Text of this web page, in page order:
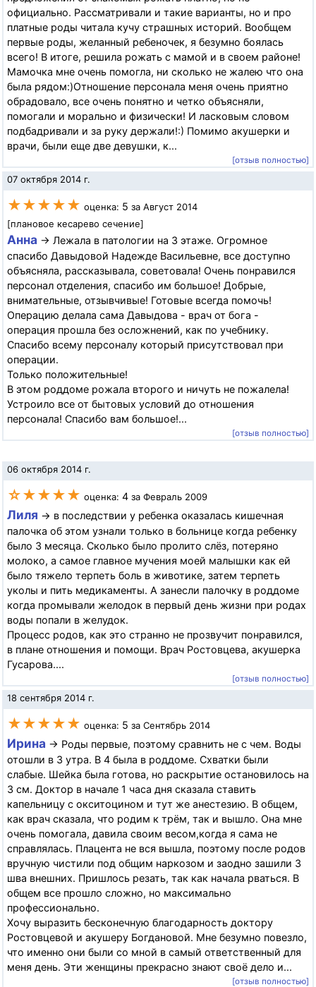
официально. Рассматривали и такие варианты, но и про
платные роды читала кучу страшных историй. Вообщем
первые роды, желанный ребеночек, я безумно боялась
всего! В итоге, решила рожать с мамой и в своем районе!
Мамочка мне очень помогла, ни сколько не жалею что она
была рядом:)Отношение персонала меня очень приятно
обрадовало, все очень понятно и четко объясняли,
помогали и морально и физически! И ласковым словом
подбадривали и за руку держали!:) Помимо акушерки и
врачи, были еще две девушки, к...
[отзыв полностью]
07 октября 2014 г.
★★★★★ оценка: 5 за Август 2014
[плановое кесарево сечение]
Анна → Лежала в патологии на 3 этаже. Огромное
спасибо Давыдовой Надежде Васильевне, все доступно
объясняла, рассказывала, советовала! Очень понравился
персонал отделения, спасибо им большое! Добрые,
внимательные, отзывчивые! Готовые всегда помочь!
Операцию делала сама Давыдова - врач от бога -
операция прошла без осложнений, как по учебнику.
Спасибо всему персоналу который присутствовал при
операции.
Только положительные!
В этом роддоме рожала второго и ничуть не пожалела!
Устроило все от бытовых условий до отношения
персонала! Спасибо вам большое!...
[отзыв полностью]
06 октября 2014 г.
☆★★★★ оценка: 4 за Февраль 2009
Лиля → в последствии у ребенка оказалась кишечная
палочка об этом узнали только в больнице когда ребенку
было 3 месяца. Сколько было пролито слёз, потеряно
молоко, а самое главное мучения моей малышки как ей
было тяжело терпеть боль в животике, затем терпеть
уколы и пить медикаменты. А занесли палочку в роддоме
когда промывали желодок в первый день жизни при родах
воды попали в желудок.
Процесс родов, как это странно не прозвучит понравился,
в плане отношения и помощи. Врач Ростовцева, акушерка
Гусарова....
[отзыв полностью]
18 сентября 2014 г.
★★★★★ оценка: 5 за Сентябрь 2014
Ирина → Роды первые, поэтому сравнить не с чем. Воды
отошли в 3 утра. В 4 была в роддоме. Схватки были
слабые. Шейка была готова, но раскрытие остановилось на
3 см. Доктор в начале 1 часа дня сказала ставить
капельницу с окситоцином и тут же анестезию. В общем,
как врач сказала, что родим к трём, так и вышло. Она мне
очень помогала, давила своим весом,когда я сама не
справлялась. Плацента не вся вышла, поэтому после родов
вручную чистили под общим наркозом и заодно зашили 3
шва внешних. Пришлось резать, так как начала рваться. В
общем все прошло сложно, но максимально
профессионально.
Хочу выразить бесконечную благодарность доктору
Ростовцевой и акушеру Богдановой. Мне безумно повезло,
что именно они были со мной в самый ответственный для
меня день. Эти женщины прекрасно знают своё дело и...
[отзыв полностью]